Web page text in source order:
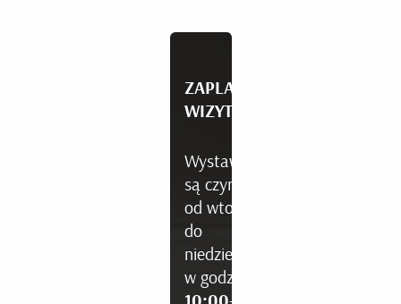
ZAPLANUJ
WIZYTĘ
Wystawy
są czynne
od wtorku
do
niedzieli
w godzinach